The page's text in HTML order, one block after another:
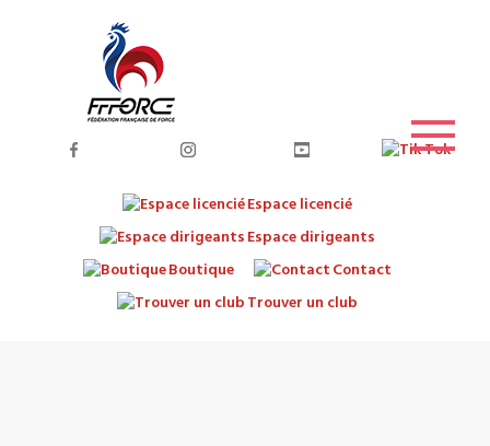
Espace licencié
Espace dirigeants
Boutique
Contact
Trouver un club